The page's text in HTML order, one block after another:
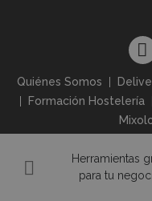
Quiénes Somos
Formación Hostelería
Aviso Legal Política
Herramientas
para tu